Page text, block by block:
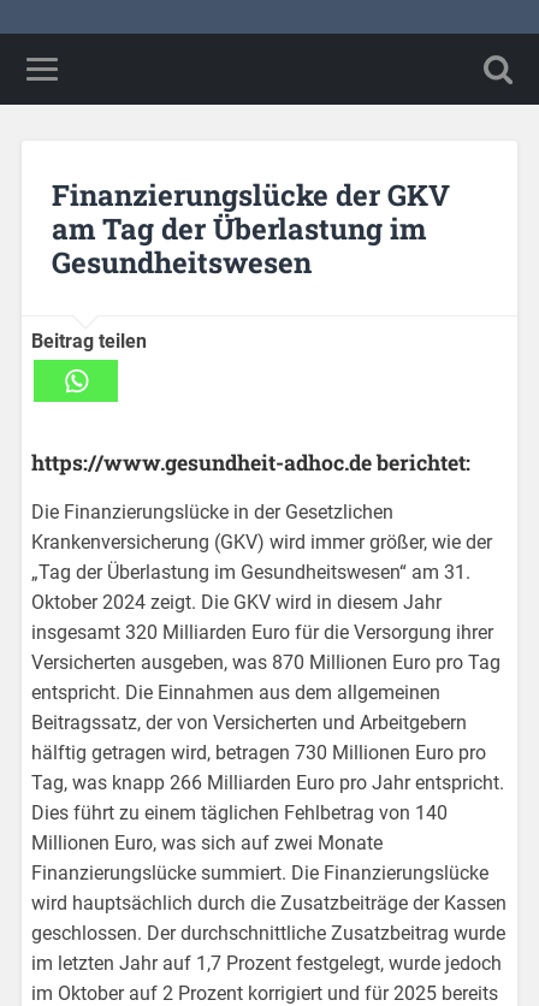
Finanzierungslücke der GKV
am Tag der Überlastung im
Gesundheitswesen
Beitrag teilen
https://www.gesundheit-adhoc.de berichtet:
Die Finanzierungslücke in der Gesetzlichen
Krankenversicherung (GKV) wird immer größer, wie der
„Tag der Überlastung im Gesundheitswesen“ am 31.
Oktober 2024 zeigt. Die GKV wird in diesem Jahr
insgesamt 320 Milliarden Euro für die Versorgung ihrer
Versicherten ausgeben, was 870 Millionen Euro pro Tag
entspricht. Die Einnahmen aus dem allgemeinen
Beitragssatz, der von Versicherten und Arbeitgebern
hälftig getragen wird, betragen 730 Millionen Euro pro
Tag, was knapp 266 Milliarden Euro pro Jahr entspricht.
Dies führt zu einem täglichen Fehlbetrag von 140
Millionen Euro, was sich auf zwei Monate
Finanzierungslücke summiert. Die Finanzierungslücke
wird hauptsächlich durch die Zusatzbeiträge der Kassen
geschlossen. Der durchschnittliche Zusatzbeitrag wurde
im letzten Jahr auf 1,7 Prozent festgelegt, wurde jedoch
im Oktober auf 2 Prozent korrigiert und für 2025 bereits